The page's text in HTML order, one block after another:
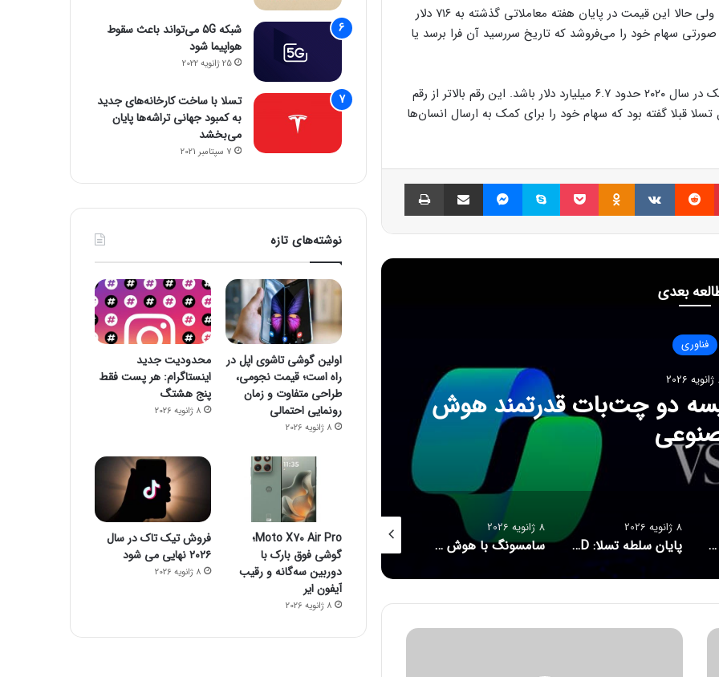
قیمت سهام تسلا در زمان توافق ۲۰۱۸ حدود ۷۰ دلار بود. ولی حالا این قیمت در پایان هفته معاملاتی گذشته به ۷۱۶ دلار
سهام خود را می‌فروشد که تاریخ سررسید آن فرا برسد یا
بلومبرگ تخمین می‌زند که مجموع حق سهام ایلان ماسک در سال ۲۰۲۰ حدود ۶.۷ میلیارد دلار باشد. این رقم بالاتر از رقم
قبلا گفته بود که سهام خود را برای کمک به ارسال انسان‌ها
پینتریست Reddit
VKontakte
Odnoklassniki پاکت اسکایپ مسنجر اشتراک گذاری با ایمیل
بعدی
فناوری
دو چت‌بات قدرتمند هوش پاسخ سامسونگ به اپل: گلکسی
پاسخ سامسونگ به اپل: گلکسی واید فولد، رقیبی برای آیفون تاشو و آیپد
8 ژانویه 2026
پایان سلطه تسلا: BYD با فروش ۲/۲ میلیونی پیشتاز بازار خودروهای برقی شد
8 ژانویه 2026
سامسونگ با هوش مصنوعی، سلامت مغز کاربران را پایش می‌کند هشدار پژوهشگران: دستگاه‌های پوشیدنی سلامت تا سال ۲۰۵۰ به بحران زباله الکترونیکی تبدیل می‌شوند
8 ژانویه 2026
جدیدترین قیمت رمزارزها
8 ژانویه 2026
ا
شبکه 5G می‌تواند باعث سقوط
هواپیما شود
25 ژانویه 2022
تسلا با ساخت کارخانه‌های جدید
به کمبود جهانی تراشه‌ها پایان
می‌بخشد
7 سپتامبر 2021
نوشته‌های تازه
اولین گوشی تاشوی اپل در
راه است؛ قیمت نجومی،
طراحی متفاوت و زمان
رونمایی احتمالی
8 ژانویه 2026
محدودیت جدید
اینستاگرام: هر پست فقط
پنج هشتگ
8 ژانویه 2026
Moto X70 Air Pro؛
گوشی فوق بارک با
دوربین سه‌گانه و رقیب
آیفون ایر
8 ژانویه 2026
فروش تیک تاک در سال
۲۰۲۶ نهایی می شود
8 ژانویه 2026